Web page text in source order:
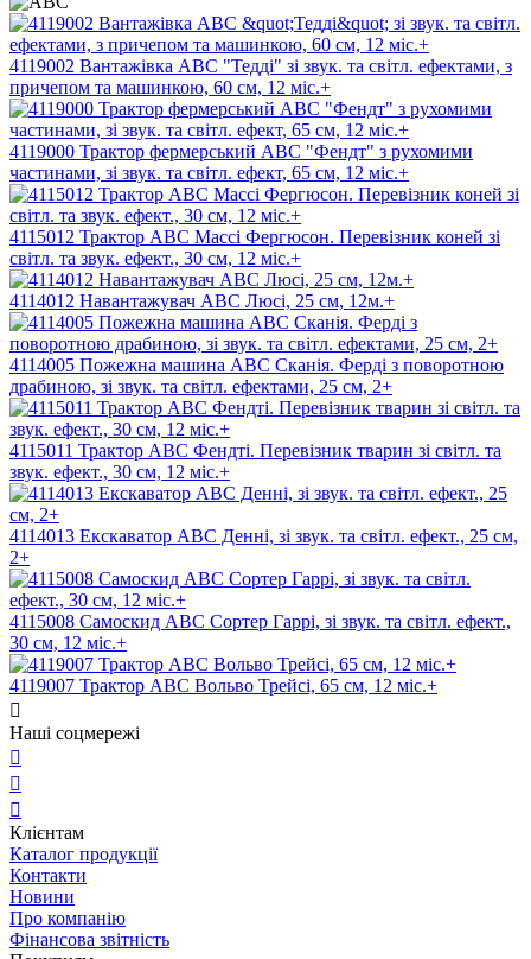
4119002 Вантажівка АВС "Тедді" зі звук. та світл. ефектами, з
причепом та машинкою, 60 см, 12 міс.+
4119000 Трактор фермерський АВС "Фендт" з рухомими
частинами, зі звук. та світл. ефект, 65 см, 12 міс.+
4115012 Трактор ABC Массі Фергюсон. Перевізник коней зі
світл. та звук. ефект., 30 см, 12 міс.+
4114012 Навантажувач АВС Люсі, 25 см, 12м.+
4114005 Пожежна машина АВС Сканія. Ферді з поворотною
драбиною, зі звук. та світл. ефектами, 25 см, 2+
4115011 Трактор ABC Фендті. Перевізник тварин зі світл. та
звук. ефект., 30 см, 12 міс.+
4114013 Екскаватор АВС Денні, зі звук. та світл. ефект., 25 см,
2+
4115008 Самоскид АВС Сортер Гаррі, зі звук. та світл. ефект.,
30 см, 12 міс.+
4119007 Трактор ABC Вольво Трейсі, 65 см, 12 міс.+
Наші соцмережі
Клієнтам
Каталог продукції
Контакти
Новини
Про компанію
Фінансова звітність